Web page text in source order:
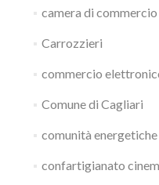
camera di commercio
Carrozzieri
commercio
Comune di Cagliari
comunità energetiche
confartigianato